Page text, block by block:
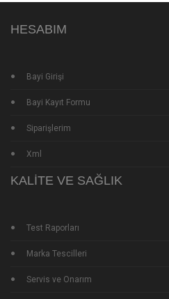
HESABIM
Bayi Girişi
Bayi Kayıt Formu
Siparişlerim
Xml
KALITE VE SAĞLIK
Test Raporları
Marka Tescilleri
Servis ve Onarım